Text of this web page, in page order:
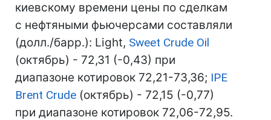
киевскому времени цены по сделкам
с нефтяными фьючерсами составляли
(долл./барр.): Light, Sweet Crude Oil
(октябрь) - 72,31 (-0,43) при
диапазоне котировок 72,21-73,36; IPE
Brent Crude (октябрь) - 72,15 (-0,77)
при диапазоне котировок 72,06-72,95.